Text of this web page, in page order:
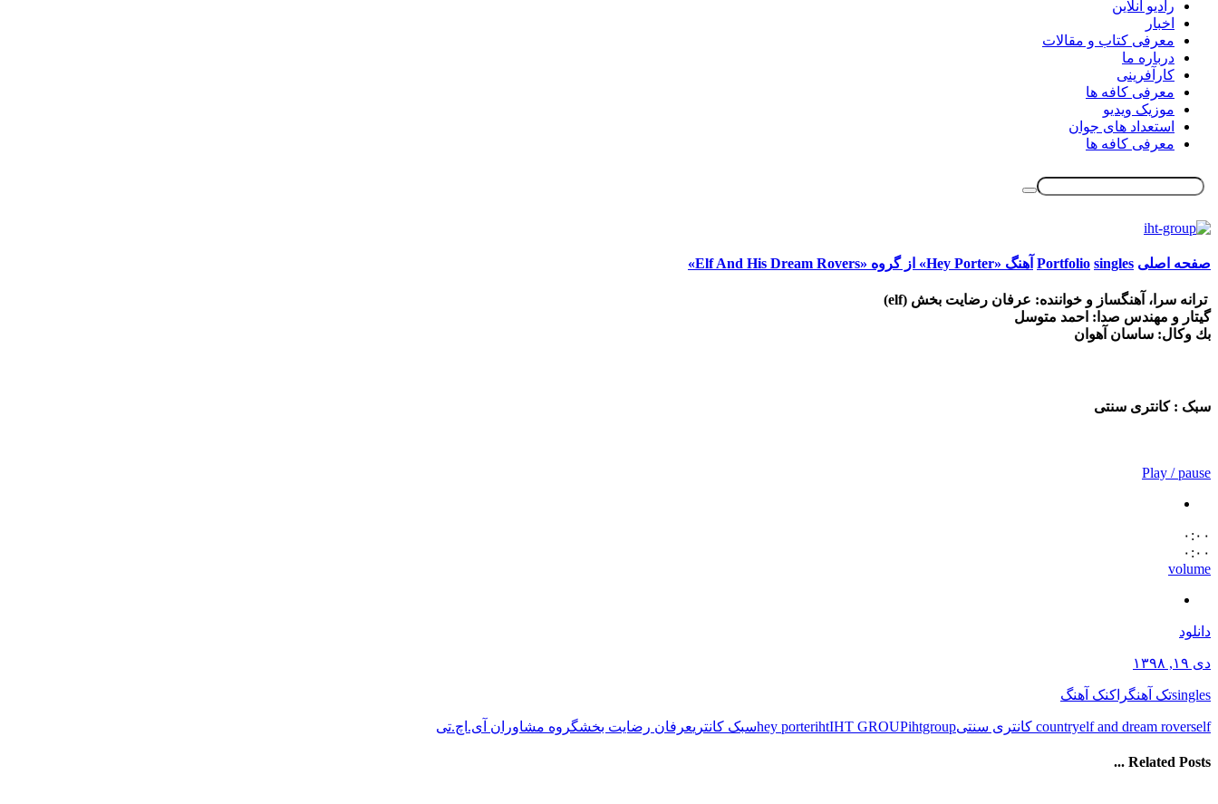
رادیو آنلاین
اخبار
معرفی کتاب و مقالات
درباره ما
کارآفرینی
معرفی کافه ها
موزیک ویدیو
استعداد های جوان
معرفی کافه ها
صفحه اصلی Portfolio singles آهنگ «Hey Porter» از گروه «Elf And His Dream Rovers»
ترانه سرا، آهنگساز و خواننده: عرفان رضايت بخش (elf)
گيتار و مهندس صدا: احمد متوسل
بك وكال: ساسان آهوان
سبک : کانتری سنتی
Play / pause
۰:۰۰
۰:۰۰
volume
دانلود
دی ۱۹, ۱۳۹۸
singlesتک آهنگراکنک آهنگ
countryelf and dream roverself کانتری سنتی hey porterihtIHT GROUPihtgroup سبک کانتریعرفان رضایت بخشگروه مشاوران آی.اچ.تی
Related Posts ...